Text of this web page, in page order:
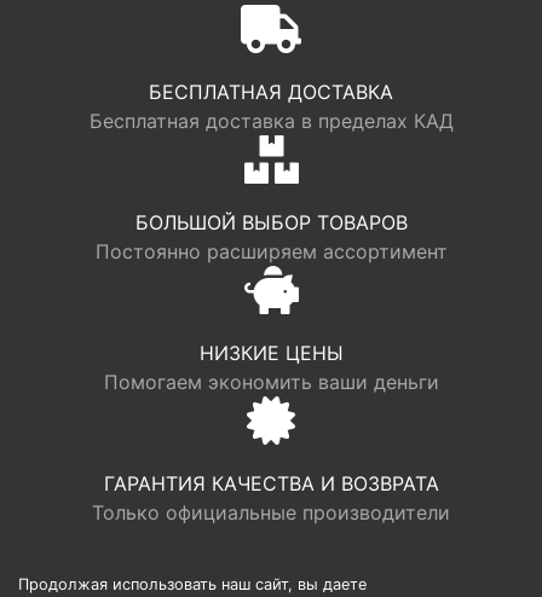
БЕСПЛАТНАЯ ДОСТАВКА
Бесплатная доставка в пределах КАД
БОЛЬШОЙ ВЫБОР ТОВАРОВ
Постоянно расширяем ассортимент
НИЗКИЕ ЦЕНЫ
Помогаем экономить ваши деньги
ГАРАНТИЯ КАЧЕСТВА И ВОЗВРАТА
Только официальные производители
Продолжая использовать наш сайт, вы даете